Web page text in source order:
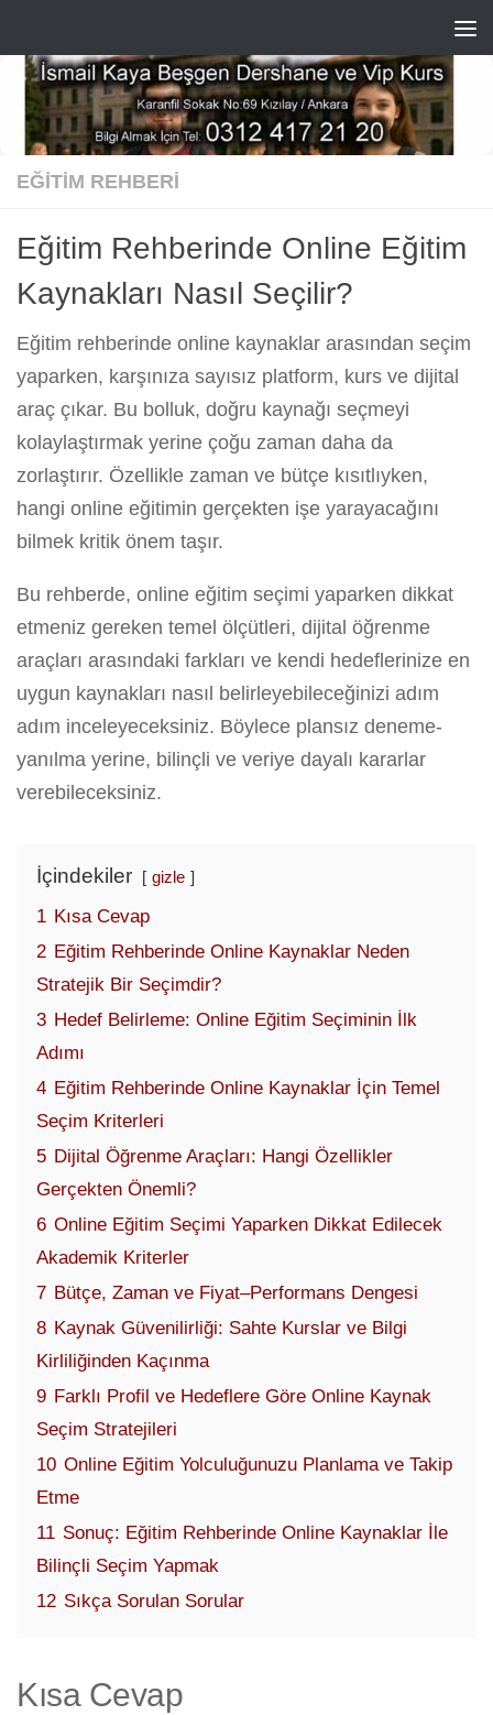
EĞITIM REHBERI
Eğitim Rehberinde Online Eğitim
Kaynakları Nasıl Seçilir?
Eğitim rehberinde online kaynaklar arasından seçim
yaparken, karşınıza sayısız platform, kurs ve dijital
araç çıkar. Bu bolluk, doğru kaynağı seçmeyi
kolaylaştırmak yerine çoğu zaman daha da
zorlaştırır. Özellikle zaman ve bütçe kısıtlıyken,
hangi online eğitimin gerçekten işe yarayacağını
bilmek kritik önem taşır.
Bu rehberde, online eğitim seçimi yaparken dikkat
etmeniz gereken temel ölçütleri, dijital öğrenme
araçları arasındaki farkları ve kendi hedeflerinize en
uygun kaynakları nasıl belirleyebileceğinizi adım
adım inceleyeceksiniz. Böylece plansız deneme-
yanılma yerine, bilinçli ve veriye dayalı kararlar
verebileceksiniz.
İçindekiler gizle
1 Kısa Cevap
2 Eğitim Rehberinde Online Kaynaklar Neden
Stratejik Bir Seçimdir?
3 Hedef Belirleme: Online Eğitim Seçiminin İlk
Adımı
4 Eğitim Rehberinde Online Kaynaklar İçin Temel
Seçim Kriterleri
5 Dijital Öğrenme Araçları: Hangi Özellikler
Gerçekten Önemli?
6 Online Eğitim Seçimi Yaparken Dikkat Edilecek
Akademik Kriterler
7 Bütçe, Zaman ve Fiyat–Performans Dengesi
8 Kaynak Güvenilirliği: Sahte Kurslar ve Bilgi
Kirliliğinden Kaçınma
9 Farklı Profil ve Hedeflere Göre Online Kaynak
Seçim Stratejileri
10 Online Eğitim Yolculuğunuzu Planlama ve Takip
Etme
11 Sonuç: Eğitim Rehberinde Online Kaynaklar İle
Bilinçli Seçim Yapmak
12 Sıkça Sorulan Sorular
Kısa Cevap